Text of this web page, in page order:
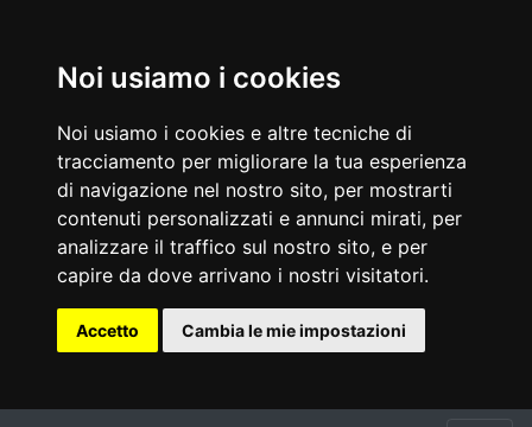
Noi usiamo i cookies
Noi usiamo i cookies e altre tecniche di
tracciamento per migliorare la tua esperienza
di navigazione nel nostro sito, per mostrarti
contenuti personalizzati e annunci mirati, per
analizzare il traffico sul nostro sito, e per
capire da dove arrivano i nostri visitatori.
Accetto Cambia le mie impostazioni